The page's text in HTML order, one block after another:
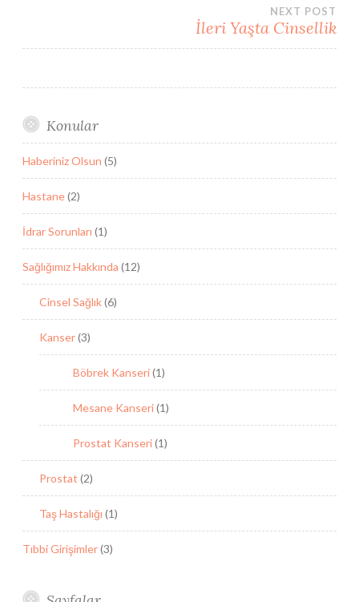
NEXT POST
İleri Yaşta Cinsellik
Konular
Haberiniz Olsun (5)
Hastane(2)
İdrar Sorunları (1)
Sağlığımız Hakkında (12)
Cinsel Sağlık(6)
Kanser(3)
Böbrek Kanseri(1)
Mesane Kanseri(1)
Prostat Kanseri(1)
Prostat (2)
Taş Hastalığı (1)
Tıbbi Girişimler(3)